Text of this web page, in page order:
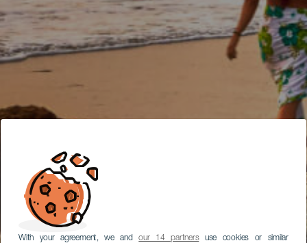
With your agreement, we andour 14 partnersuse cookies or similar